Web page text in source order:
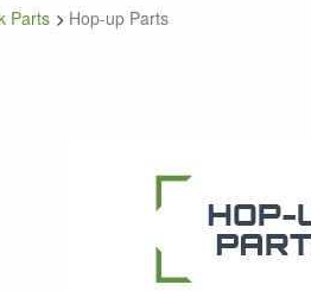
Parts Hop-up Parts